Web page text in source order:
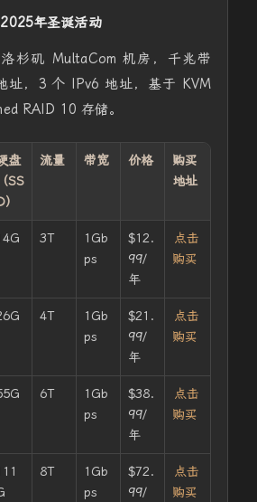
年圣诞活动
杉矶 MultaCom 机房，千兆带
址，3 个 IPv6 地址，基于 KVM
RAID 10 存储。
盘
（SS
）
流量 带宽 价格
购买
地址
3T
1Gb
ps
$12.
99/
年
点击
购买
4T
1Gb
ps
$21.
99/
年
点击
购买
6T
1Gb
ps
$38.
99/
年
点击
购买
8T
1Gb
ps
$72.
99/
点击
购买